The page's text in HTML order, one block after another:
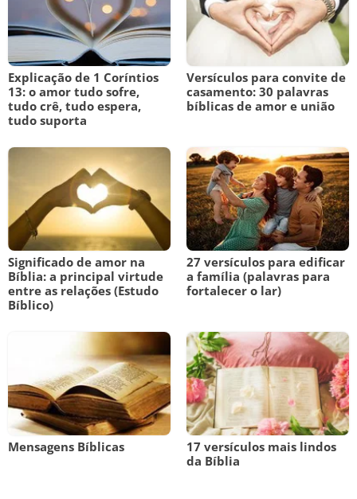
Explicação de 1 Coríntios
13: o amor tudo sofre,
tudo crê, tudo espera,
tudo suporta
Versículos para convite de
casamento: 30 palavras
bíblicas de amor e união
Significado de amor na
Bíblia: a principal virtude
entre as relações (Estudo
Bíblico)
27 versículos para edificar
a família (palavras para
fortalecer o lar)
Mensagens Bíblicas
17 versículos mais lindos
da Bíblia